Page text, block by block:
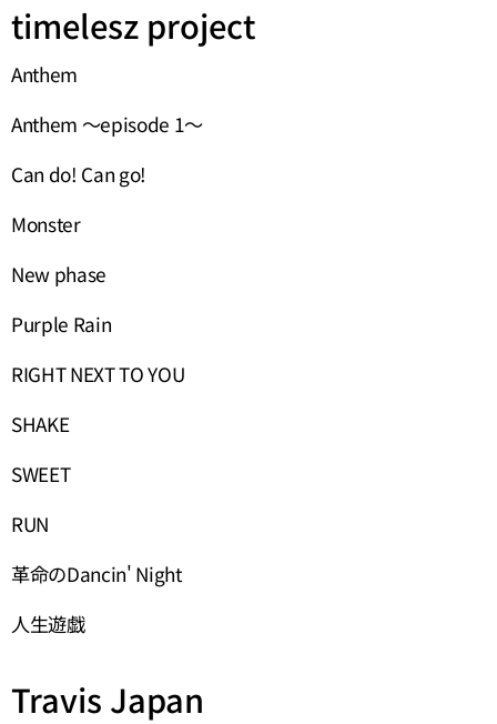
timelesz project
Anthem
Anthem ～episode 1～
Can do! Can go!
Monster
New phase
Purple Rain
RIGHT NEXT TO YOU
SHAKE
SWEET
RUN
革命のDancin' Night
人生遊戯
Travis Japan